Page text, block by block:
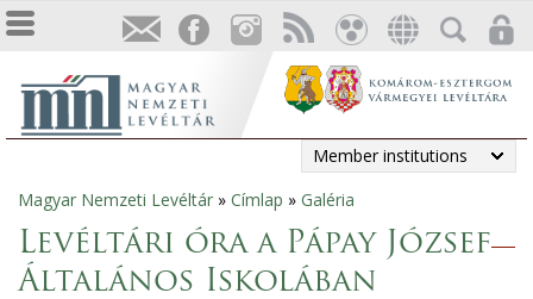
Member institutions
You
are
Magyar Nemzeti Levéltár » Címlap » Galéria
Levéltári óra a Pápay József
Általános Iskolában